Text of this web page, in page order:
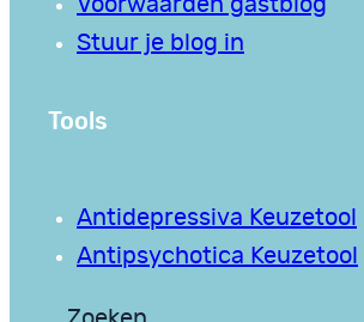
Voorwaarden gastblog
Stuur je blog in
Tools
Antidepressiva Keuzetool
Antipsychotica Keuzetool